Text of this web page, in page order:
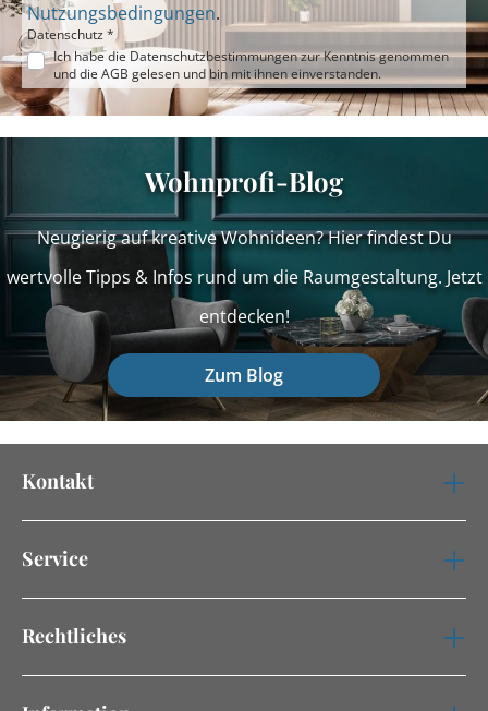
Nutzungsbedingungen.
Datenschutz *
Ich habe die Datenschutzbestimmungenzur Kenntnis genommen
und die AGB gelesen und bin mit ihnen einverstanden.
Wohnprofi-Blog
Neugierig auf kreative Wohnideen? Hier findest Du
wertvolle Tipps & Infos rund um die Raumgestaltung. Jetzt
entdecken!
Zum Blog
Kontakt
Service
Rechtliches